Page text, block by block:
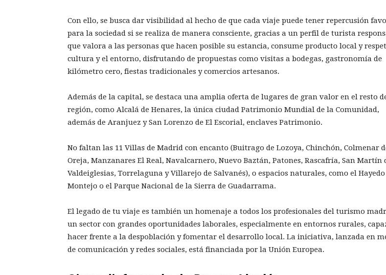
Con ello, se busca dar visibilidad al hecho de que cada viaje puede tener repercusión
para la sociedad si se realiza de manera consciente, gracias a un perfil de turista
que valora a las personas que hacen posible su estancia, consume producto local y
cultura y el entorno, disfrutando de propuestas como visitas a bodegas, gastronomía de
kilómetro cero, fiestas tradicionales y comercios artesanos.
Además de la capital, se destaca una amplia oferta de lugares de gran valor en el resto
región, como Alcalá de Henares, la única ciudad Patrimonio Mundial de la Comunidad,
además de Aranjuez y San Lorenzo de El Escorial, enclaves Patrimonio.
No faltan las 11 Villas de Madrid con encanto (Buitrago de Lozoya, Chinchón, Colmenar
Oreja, Manzanares El Real, Navalcarnero, Nuevo Baztán, Patones, Rascafría, San Martín
Valdeiglesias, Torrelaguna y Villarejo de Salvanés), o espacios naturales, como el Hayedo
Montejo o el Parque Nacional de la Sierra de Guadarrama.
El legado de tu viaje es también un homenaje a todos los profesionales del turismo
un sector con grandes oportunidades laborales, especialmente en entornos rurales,
hacer frente a la despoblación y fomentar el desarrollo local. La iniciativa, lanzada en
de comunicación y redes sociales, está financiada por la Unión Europea.